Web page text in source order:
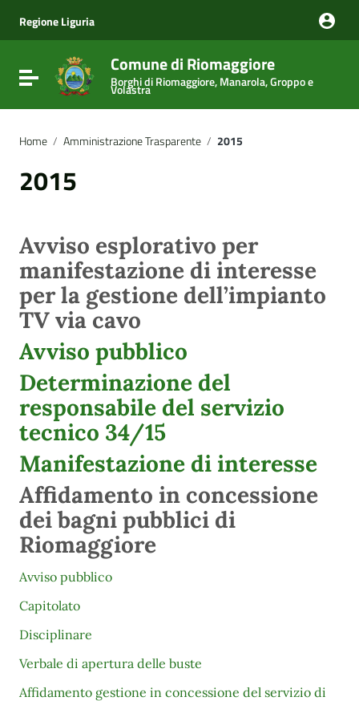
Vai al menu di navigazione
Vai al footer
Regione Liguria
Attiva / disattiva la navigazione
Comune di Riomaggiore
Borghi di Riomaggiore, Manarola, Groppo e
Volastra
Home / Amministrazione Trasparente / 2015
2015
Avviso esplorativo per
manifestazione di interesse
per la gestione dell’impianto
TV via cavo
Avviso pubblico
Determinazione del
responsabile del servizio
tecnico 34/15
Manifestazione di interesse
Affidamento in concessione
dei bagni pubblici di
Riomaggiore
Avviso pubblico
Capitolato
Disciplinare
Verbale di apertura delle buste
Affidamento gestione in concessione del servizio di